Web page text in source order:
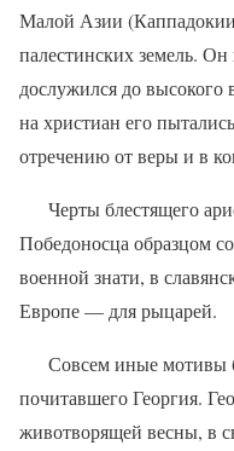
Малой Азии (Каппадокии
палестинских земель.
дослужился до
на христиан его
отречению от веры и в
Черты блестящего
Победоносца образцом
военной знати, в
Европе — для рыцарей.
Совсем иные мотивы
почитавшего Георгия.
животворящей вес­ны, в